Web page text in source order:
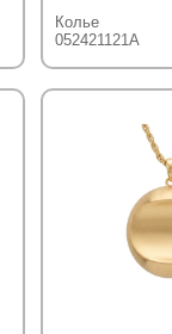
Колье
052421121A